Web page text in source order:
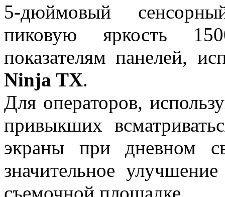
5-дюймовый
пиковую яркость
показателям панелей,
Ninja TX.
Для операторов,
привыкших
экраны при дневном
значительное